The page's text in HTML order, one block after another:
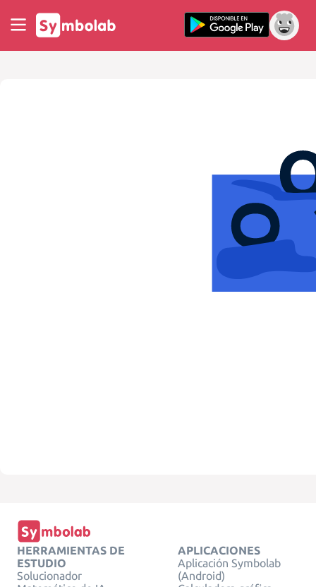
HERRAMIENTAS DE
ESTUDIO
Solucionador
APLICACIONES
Aplicación Symbolab
(Android)